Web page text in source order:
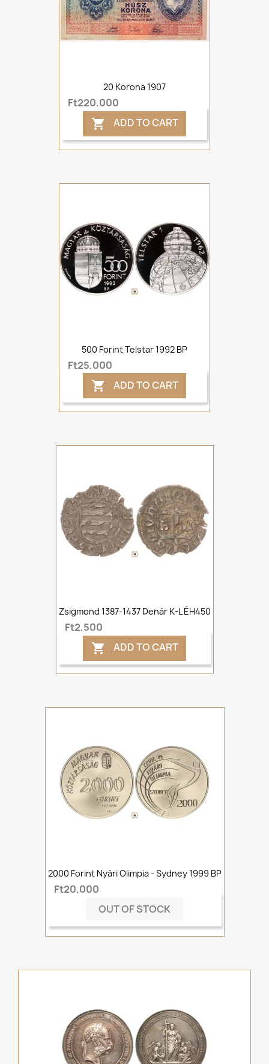
20 Korona 1907
Ft220,000
 ADD TO CART
500 Forint Telstar 1992 BP
Ft25,000
 ADD TO CART
Zsigmond 1387-1437 Denár K-L ÉH450
Ft2,500
 ADD TO CART
2000 Forint Nyári Olimpia - Sydney 1999 BP
Ft20,000
OUT OF STOCK